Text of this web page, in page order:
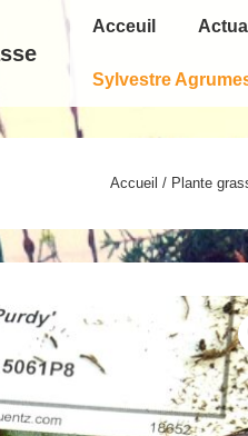
Main
Acceuil
Sylvestre
Accueil / Plante